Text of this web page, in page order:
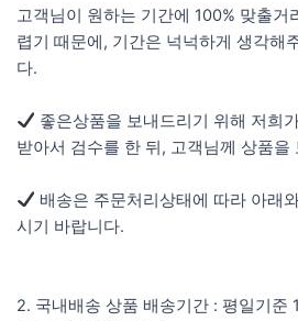
고객님이 원하는 기간에 100% 맞출거
렵기 때문에, 기간은 넉넉하게 생각해
다.
좋은상품을 보내드리기 위해 저희
받아서 검수를 한 뒤, 고객님께 상품을
배송은 주문처리상태에 따라 아래
시기 바랍니다.
2. 국내배송 상품 배송기간 : 평일기준